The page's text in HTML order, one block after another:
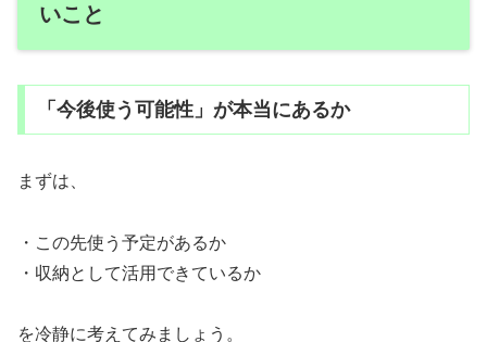
いこと
「今後使う可能性」が本当にあるか
まずは、
・この先使う予定があるか
・収納として活用できているか
を冷静に考えてみましょう。